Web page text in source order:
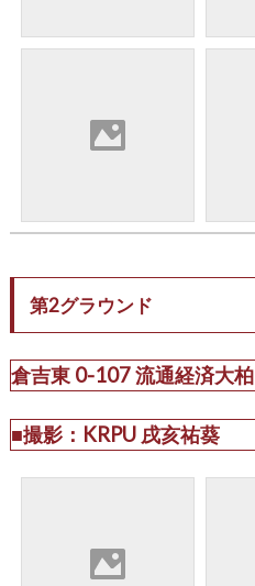
第2グラウンド
倉吉東 0-107 流通経済大柏
■撮影：KRPU 戌亥祐葵